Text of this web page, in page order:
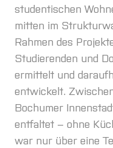
studentischen
mitten im
Rahmen des
Studierenden und
ermittelt und
entwickelt.
Bochumer
entfaltet – ohne
war nur über eine